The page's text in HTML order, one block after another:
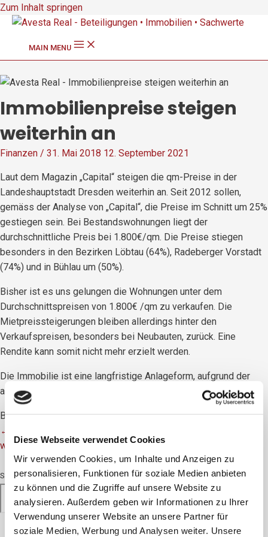
Diese Webseite verwendet Cookies
Wir verwenden Cookies, um Inhalte und Anzeigen zu
personalisieren, Funktionen für soziale Medien anbieten
zu können und die Zugriffe auf unsere Website zu
analysieren. Außerdem geben wir Informationen zu Ihrer
Verwendung unserer Website an unsere Partner für
soziale Medien, Werbung und Analysen weiter. Unsere
Zum Inhalt springen
MAIN MENU
Immobilienpreise steigen
weiterhin an
Finanzen / 31. Mai 2018 12. September 2021
Laut dem Magazin „Capital“ steigen die qm-Preise in der
Landeshauptstadt Dresden weiterhin an. Seit 2012 sollen,
gemäss der Analyse von „Capital“, die Preise im Schnitt um 25%
gestiegen sein. Bei Bestandswohnungen liegt der
durchschnittliche Preis bei 1.800€/qm. Die Preise stiegen
besonders in den Bezirken Löbtau (64%), Radeberger Vorstadt
(74%) und in Bühlau um (50%).
Bisher ist es uns gelungen die Wohnungen unter dem
Durchschnittspreisen von 1.800€ /qm zu verkaufen. Die
Mietpreissteigerungen bleiben allerdings hinter den
Verkaufspreisen, besonders bei Neubauten, zurück. Eine
Rendite kann somit nicht mehr erzielt werden.
Die Immobilie ist eine langfristige Anlageform, aufgrund der
aktuellen Marktpreise haben wir keine Wohnungen im Verkauf.
Beitrags-Navigation
←
weiter→
Suchen
SUCHEN